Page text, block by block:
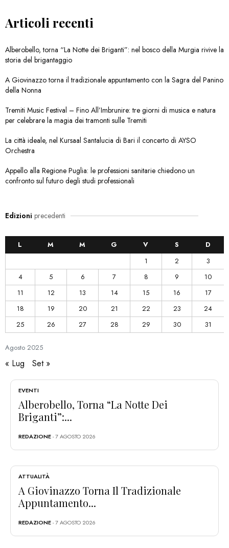
Articoli recenti
Alberobello, torna “La Notte dei Briganti”: nel bosco della Murgia rivive la
storia del brigantaggio
A Giovinazzo torna il tradizionale appuntamento con la Sagra del Panino
della Nonna
Tremiti Music Festival – Fino All’Imbrunire: tre giorni di musica e natura
per celebrare la magia dei tramonti sulle Tremiti
La città ideale, nel Kursaal Santalucia di Bari il concerto di AYSO
Orchestra
Appello alla Regione Puglia: le professioni sanitarie chiedono un
confronto sul futuro degli studi professionali
Edizioni precedenti
Agosto 2025
L M M G V S
D
1
2
3
4
5 6 7 8 9
10
11
12 13 14 15 16
17
18
19 20 21 22 23
24
25
26 27 28 29 30 31
« Lug Set »
EVENTI
Alberobello, Torna “La Notte Dei
Briganti”:...
REDAZIONE- 7 AGOSTO 2026
ATTUALITÀ
A Giovinazzo Torna Il Tradizionale
Appuntamento...
REDAZIONE- 7 AGOSTO 2026